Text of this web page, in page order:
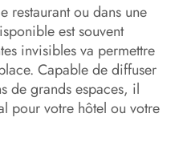
restaurant ou dans une
est souvent
invisibles va permettre
Capable de diffuser
de grands espaces, il
pour votre hôtel ou votre